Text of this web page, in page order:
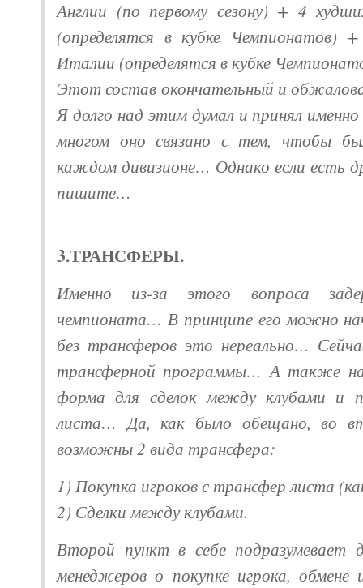
Англии (по первому сезону) + 4
(определятся в кубке Чемпионатов)
Италии (определятся в кубке
Этот состав окончательный и
Я долго над этим думал и принял
многом оно связано с тем, чтобы
каждом дивизионе… Однако если есть
пишите…
3.ТРАНСФЕРЫ.
Именно из-за этого вопроса
чемпионата… В принципе его можно
без трансферов это нереально…
трансферной программы… А также
форма для сделок между клубами и
листа… Да, как было обещано, во
возможны 2 вида трансфера:
1) Покупка игроков с трансфер листа
2) Сделки между клубами.
Второй пункт в себе подразумевает
менеджеров о покупке игрока,